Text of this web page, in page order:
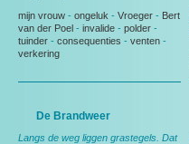
mijn vrouw - ongeluk - Vroeger - Bert
van der Poel - invalide - polder -
tuinder - consequenties - venten -
verkering
De Brandweer
Langs de weg liggen grastegels. Dat